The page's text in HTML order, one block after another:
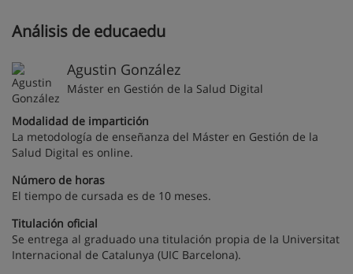
Análisis de educaedu
Agustin González
Máster en Gestión de la Salud Digital
Modalidad de impartición
La metodología de enseñanza del Máster en Gestión de la
Salud Digital es online.
Número de horas
El tiempo de cursada es de 10 meses.
Titulación oficial
Se entrega al graduado una titulación propia de la Universitat
Internacional de Catalunya (UIC Barcelona).